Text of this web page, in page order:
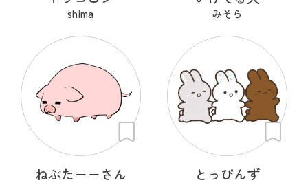
shima みそら
ねぶたーーさん とっぴんず